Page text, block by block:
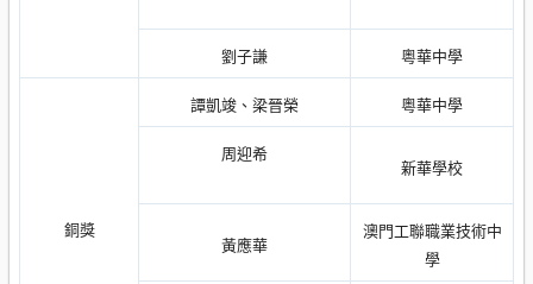
劉子謙 粵華中學
銅獎
譚凱竣、梁晉榮 粵華中學
周迎希
新華學校
黃應華
澳門工聯職業技術中
學